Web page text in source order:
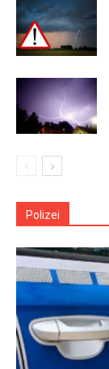
Polizei